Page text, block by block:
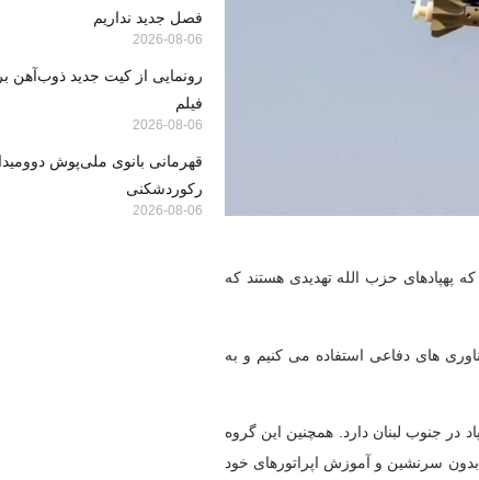
پهپادهای حزب الله تهدیدی هستند که
های دفاعی استفاده می کنیم و به
اسرائیل، حزب الله حدود 100 اپراتور پهپاد در جنوب لبنان دارد. همچنین این گروه
برای ساخت هواپیماهای بدون سرنشین و آموزش اپراتورهای خود
فصل جدید نداریم
2026-08-06
رونمایی از کیت جدید ذوب‌آهن
فیلم
2026-08-06
قهرمانی بانوی ملی‌پوش
رکوردشکنی
2026-08-06